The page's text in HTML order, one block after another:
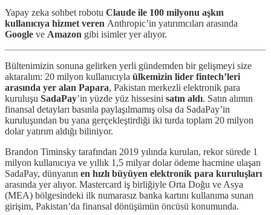
Yapay zeka sohbet robotu Claude ile 100 milyonu aşkın
kullanıcıya hizmet veren Anthropic’in yatırımcıları arasında
Google ve Amazon gibi isimler yer alıyor.
Bültenimizin sonuna gelirken yerli gündemden bir gelişmeyi size
aktaralım: 20 milyon kullanıcıyla ülkemizin lider fintech’leri
arasında yer alan Papara, Pakistan merkezli elektronik para
kuruluşu SadaPay’in yüzde yüz hissesini satın aldı. Satın alımın
finansal detayları basınla paylaşılmamış olsa da SadaPay’in
kuruluşundan bu yana gerçekleştirdiği iki turda toplam 20 milyon
dolar yatırım aldığı biliniyor.
Brandon Timinsky tarafından 2019 yılında kurulan, rekor sürede 1
milyon kullanıcıya ve yıllık 1,5 milyar dolar ödeme hacmine ulaşan
SadaPay, dünyanın en hızlı büyüyen elektronik para kuruluşları
arasında yer alıyor. Mastercard iş birliğiyle Orta Doğu ve Asya
(MEA) bölgesindeki ilk numarasız banka kartını kullanıma sunan
girişim, Pakistan’da finansal dönüşümün öncüsü konumunda.